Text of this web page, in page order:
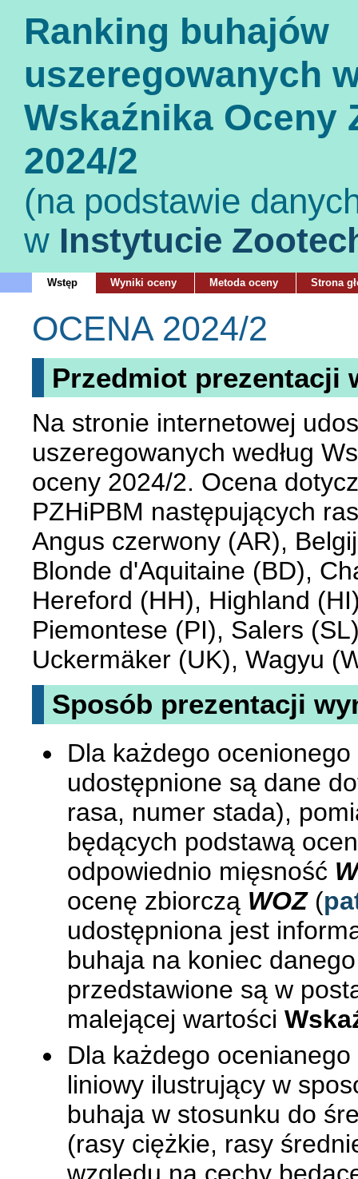
Ranking buhajów
uszeregowanych
Wskaźnika Oceny
2024/2
(na podstawie
w Instytucie
Wstęp Wyniki oceny Metoda oceny Strona
OCENA 2024/2
Przedmiot prezentacji
Na stronie internetowej
uszeregowanych według
oceny 2024/2. Ocena
PZHiPBM następujących
Angus czerwony (AR),
Blonde d'Aquitaine (BD),
Hereford (HH), Highland
Piemontese (PI), Salers
Uckermäker (UK), Wagyu
Sposób prezentacji
Dla każdego
udostępnione są dane
rasa, numer stada),
będących podstawą
odpowiednio mięsność
ocenę zbiorczą WOZ(
udostępniona jest
buhaja na koniec
przedstawione są w
malejącej wartości
Dla każdego
liniowy ilustrujący w
buhaja w stosunku do
(rasy ciężkie, rasy